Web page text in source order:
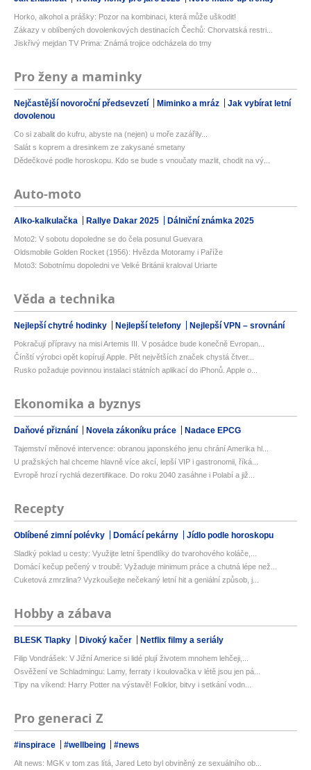
Horko, alkohol a prášky: Pozor na kombinaci, která může uškodit!
Zákazy v oblíbených dovolenkových destinacích Čechů: Chorvatská restri...
Jiskřivý mejdan TV Prima: Známá trojice odcházela do tmy
Pro ženy a maminky
Nejčastější novoroční předsevzetí Miminko a mráz
Jak vybírat letní
dovolenou
Co si zabalit do kufru, abyste na (nejen) u moře zazářily...
Salát s koprem a dresinkem ze zakysané smetany
Dědečkové podle horoskopu. Kdo se bude s vnoučaty mazlit, chodit na vý...
Auto-moto
Alko-kalkulačka Rallye Dakar 2025 Dálniční známka 2025
Moto2: V sobotu dopoledne se do čela posunul Guevara
Oldsmobile Golden Rocket (1956): Hvězda Motoramy i Paříže
Moto3: Sobotnímu dopoledni ve Velké Británii kraloval Uriarte
Věda a technika
Nejlepší chytré hodinky Nejlepší telefony Nejlepší VPN – srovnání
Pokračují přípravy na misi Artemis III. V posádce bude konečně Evropan...
Čínští výrobci opět kopírují Apple. Pět největších značek chystá čtver...
Rusko požaduje povinnou instalaci státních aplikací do iPhonů. Apple o...
Ekonomika a byznys
Daňové přiznání Novela zákoníku práce Nadace EPCG
Tajemství měnové intervence: obranou japonského jenu chrání Amerika hl...
U pražských hal chceme hlavně více akcí, lepší VIP i gastronomii, říká...
Evropě hrozí rychlá dezertifikace. Do roku 2040 zasáhne i Polabí a již...
Recepty
Oblíbené zimní polévky Domácí pekárny Jídlo podle horoskopu
Sladký poklad u cesty: Využijte letní špendlíky do tvarohového koláče,...
Domácí kečup pečený v troubě: Vyžaduje minimum práce a chutná lépe než...
Cuketová zmrzlina? Vyzkoušejte nečekaný letní hit a geniální způsob, j...
Hobby a zábava
BLESK Tlapky Divoký kačer Netflix filmy a seriály
Filip Vondrášek: V Jižní Americe si lidé plují životem mnohem lehčeji,...
Osvěžení ve Schladmingu: Lamy, ferraty i koulovačka v létě jsou jen pá...
Tipy na víkend: Harry Potter na výstavě! Folklor, bitvy i setkání vodn...
Pro generaci Z
#inspirace #wellbeing #news
Alt news: MGK v tom zas lítá, Jared Leto byl obviněný ze sexuálního ob...